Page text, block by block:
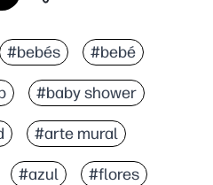
#bebés #bebé
#baby shower
#arte mural
#azul #flores